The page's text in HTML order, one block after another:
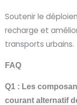
Soutenir le
recharge et
transports urbains.
FAQ
Q1 : Les
courant alternatif